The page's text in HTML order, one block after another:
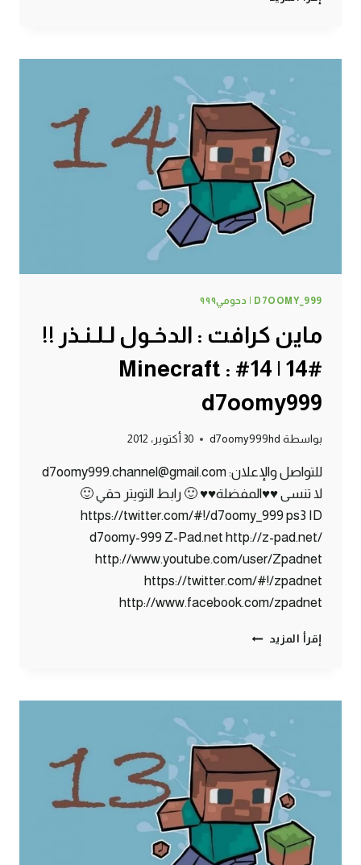
التنين
81#
MINECRAFT
:
D7OOMY999
D7OOMY_999 | دحومي٩٩٩
ماين كرافت : الدخـول لـلـنـذر !!
#14 | 14# Minecraft :
d7oomy999
بواسطة d7oomy999hd 30 أكتوبر، 2012
للتواصل والإعلان: d7oomy999.channel@gmail.com
لا تنسى ♥♥المفضلة♥♥ 🙂 رابط التويتر حقي 🙂
https://twitter.com/#!/d7oomy_999 ps3 ID
d7oomy-999 Z-Pad.net http://z-pad.net/
http://www.youtube.com/user/Zpadnet
https://twitter.com/#!/zpadnet
http://www.facebook.com/zpadnet
إقرأ المزيد ماين
لـلـنـذر
#14
|
14#
MINECRAFT
:
D7OOMY999